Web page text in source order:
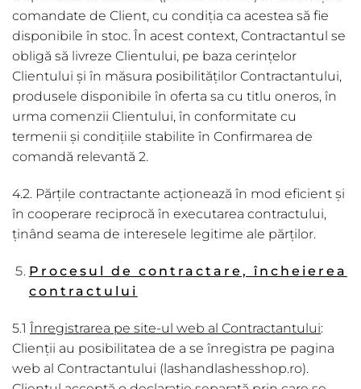
comandate de Client, cu condiția ca acestea să fie
disponibile în stoc. În acest context, Contractantul se
obligă să livreze Clientului, pe baza cerințelor
Clientului și în măsura posibilităților Contractantului,
produsele disponibile în oferta sa cu titlu oneros, în
urma comenzii Clientului, în conformitate cu
termenii și condițiile stabilite în Confirmarea de
comandă relevantă 2.
4.2. Părțile contractante acționează în mod eficient și
în cooperare reciprocă în executarea contractului,
ținând seama de interesele legitime ale părților.
Procesul de contractare, încheierea
contractului
5.1 Înregistrarea pe site-ul web al Contractantului:
Clienții au posibilitatea de a se înregistra pe pagina
web al Contractantului (lashandlashesshop.ro).